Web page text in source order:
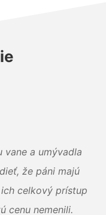
vane a umývadla
že páni majú
celkový prístup
cenu nemenili.